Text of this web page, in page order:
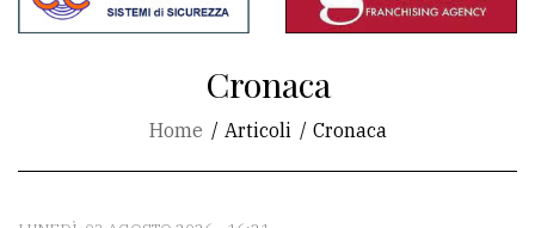
sito
Cronaca
Home Articoli Cronaca